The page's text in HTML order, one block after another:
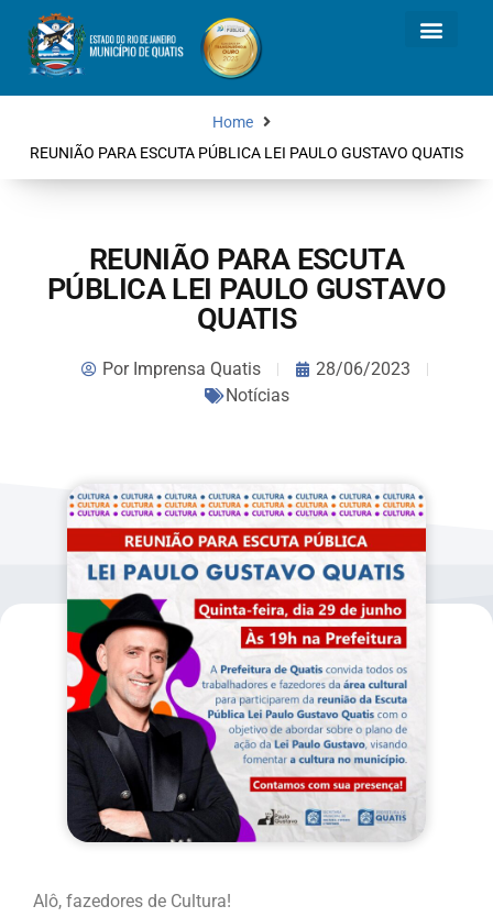
Home
REUNIÃO PARA ESCUTA PÚBLICA LEI PAULO GUSTAVO QUATIS
REUNIÃO PARA ESCUTA
PÚBLICA LEI PAULO GUSTAVO
QUATIS
PorImprensa Quatis
28/06/2023
Notícias
Alô, fazedores de Cultura!